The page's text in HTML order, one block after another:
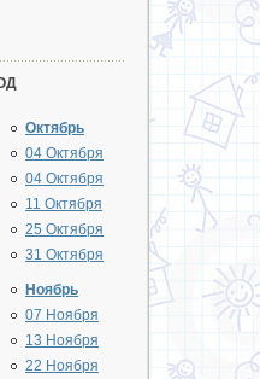
Октябрь
04 Октября
04 Октября
11 Октября
25 Октября
31 Октября
Ноябрь
07 Ноября
13 Ноября
22 Ноября